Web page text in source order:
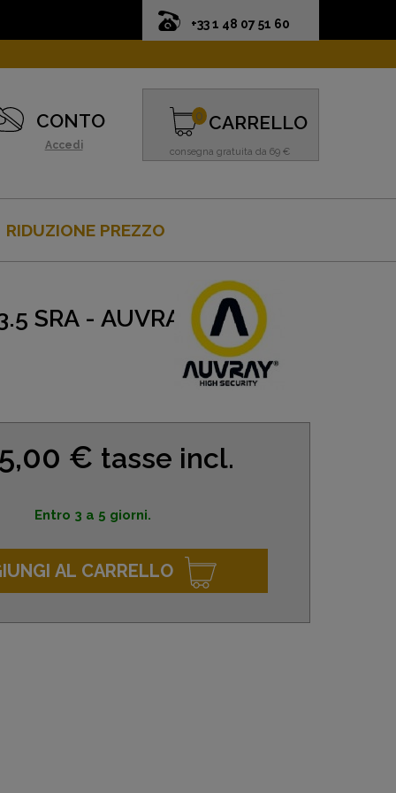
+33 1 48 07 51 60
CONTO
Accedi
CARRELLO
consegna gratuita da 69 €
0
RIDUZIONE PREZZO
SRA - AUVRAY
€ tasse incl.
Entro 3 a 5 giorni.
AL CARRELLO